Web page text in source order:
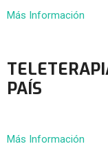
Más Información
PAÍS
Más Información